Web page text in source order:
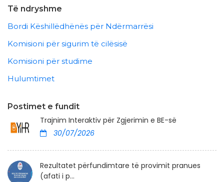
Të ndryshme
Bordi Këshillëdhënës për Ndërmarrësi
Komisioni për sigurim të cilësisë
Komisioni për studime
Hulumtimet
Postimet e fundit
Trajnim Interaktiv për Zgjerimin e BE-së
30/07/2026
Rezultatet përfundimtare të provimit pranues
(afati i p...